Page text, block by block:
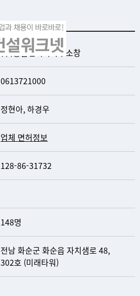
(주)종합건축사사무소창
0613721000
정현아, 하경우
업체 면허정보
128-86-31732
148명
전남 화순군 화순읍 자치샘로 48,
302호 (미래타워)